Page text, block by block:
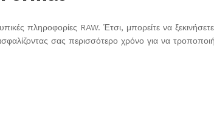
πληροφορίες RAW. Έτσι, μπορείτε να
σας περισσότερο χρόνο για να